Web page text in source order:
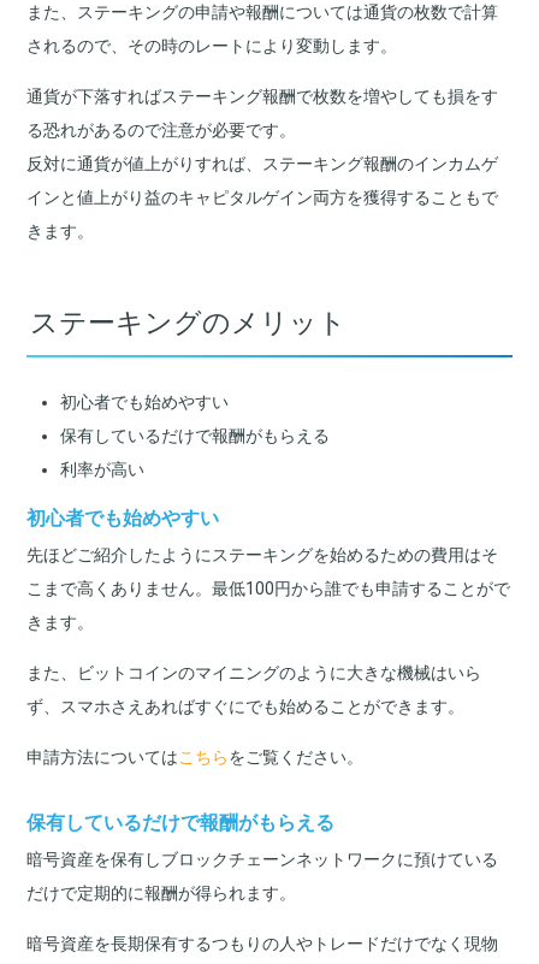
また、ステーキングの申請や報酬については通貨の枚数で計算
されるので、その時のレートにより変動します。
通貨が下落すればステーキング報酬で枚数を増やしても損をす
る恐れがあるので注意が必要です。
反対に通貨が値上がりすれば、ステーキング報酬のインカムゲ
インと値上がり益のキャピタルゲイン両方を獲得することもで
きます。
ステーキングのメリット
初心者でも始めやすい
保有しているだけで報酬がもらえる
利率が高い
初心者でも始めやすい
先ほどご紹介したようにステーキングを始めるための費用はそ
こまで高くありません。最低100円から誰でも申請することがで
きます。
また、ビットコインのマイニングのように大きな機械はいら
ず、スマホさえあればすぐにでも始めることができます。
申請方法についてはこちらをご覧ください。
保有しているだけで報酬がもらえる
暗号資産を保有しブロックチェーンネットワークに預けている
だけで定期的に報酬が得られます。
暗号資産を長期保有するつもりの人やトレードだけでなく現物